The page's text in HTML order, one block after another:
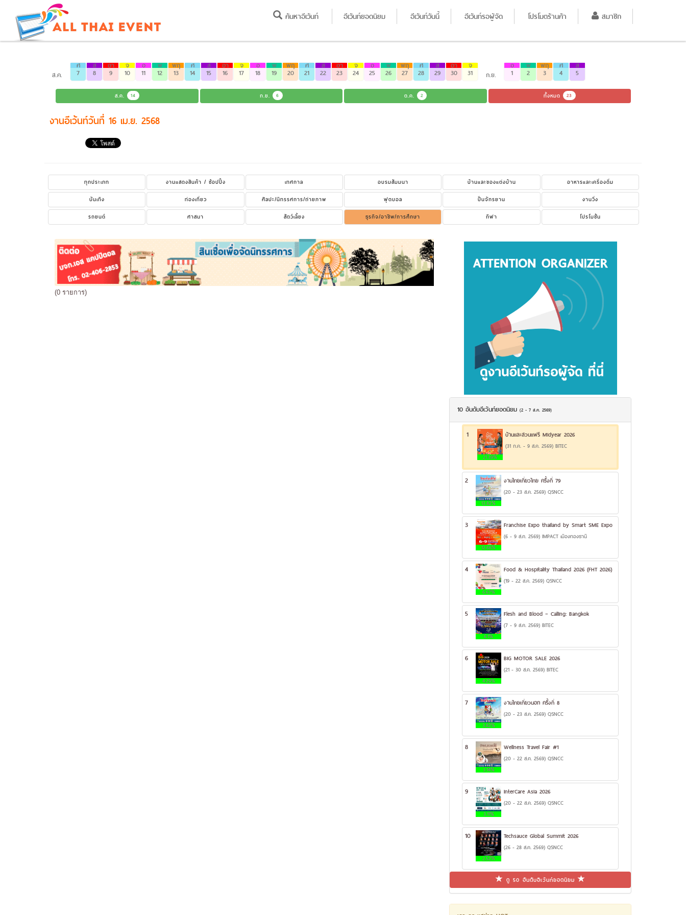
ค้นหาอีเว้นท์ อีเว้นท์ยอดนิยม อีเว้นท์วันนี้ อีเว้นท์รอผู้จัด โปรโมตร้านค้า สมาชิก
ส.ค.
ศ
7
ส
8
อา
9
จ
10
อ
11
พ
12
พฤ
13
ศ
14
ส
15
อา
16
จ
17
อ
18
พ
19
พฤ
20
ศ
21
ส
22
อา
23
จ
24
อ
25
พ
26
พฤ
27
ศ
28
ส
29
อา
30
จ
31 ก.ย.
อ
1
พ
2
พฤ
3
ศ
4
ส
5
ส.ค. 14 ก.ย. 6 ต.ค. 2 ทั้งหมด 23
งานอีเว้นท์วันที่ 16 เม.ย. 2568
ทุกประเภท งานแสดงสินค้า / ช้อปปิ้ง เทศกาล อบรมสัมมนา บ้านและของแต่งบ้าน
อาหารและเครื่องดื่ม
บันเทิง
ท่องเที่ยว ศิลปะ/นิทรรศการ/ถ่ายภาพ ฟุตบอล ปั่นจักรยาน
งานวิ่ง
รถยนต์
ศาสนา สัตว์เลี้ยง ธุรกิจ/อาชีพ/การศึกษา กีฬา โปรโมชั่น
(0 รายการ)
10 อันดับอีเว้นท์ยอดนิยม(2 - 7 ส.ค. 2569)
1
21.39%
บ้านและสวนแฟร์ Midyear 2026
(31 ก.ค. - 9 ส.ค. 2569) BITEC
2
13.82%
งานไทยเที่ยวไทย ครั้งที่ 79
(20 - 23 ส.ค. 2569) QSNCC
3
12.66%
Franchise Expo thailand by Smart SME Expo
(6 - 9 ส.ค. 2569) IMPACT เมืองทองธานี
4
6.67%
Food & Hospitality Thailand 2026 (FHT 2026)
(19 - 22 ส.ค. 2569) QSNCC
5
6.1%
Flesh and Blood – Calling: Bangkok
(7 - 9 ส.ค. 2569) BITEC
6
4.29%
BIG MOTOR SALE 2026
(21 - 30 ส.ค. 2569) BITEC
7
3.82%
งานไทยเที่ยวนอก ครั้งที่ 8
(20 - 23 ส.ค. 2569) QSNCC
8
3.14%
Wellness Travel Fair #1
(20 - 22 ส.ค. 2569) QSNCC
9
3.11%
InterCare Asia 2026
(20 - 22 ส.ค. 2569) QSNCC
10
2.52%
Techsauce Global Summit 2026
(26 - 28 ส.ค. 2569) QSNCC
ดู 50 อันดับอีเว้นท์ยอดนิยม